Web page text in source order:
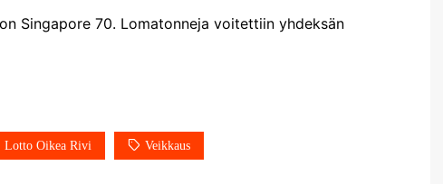
Singapore 70. Lomatonneja voitettiin yhdeksän
Lotto Oikea Rivi Veikkaus